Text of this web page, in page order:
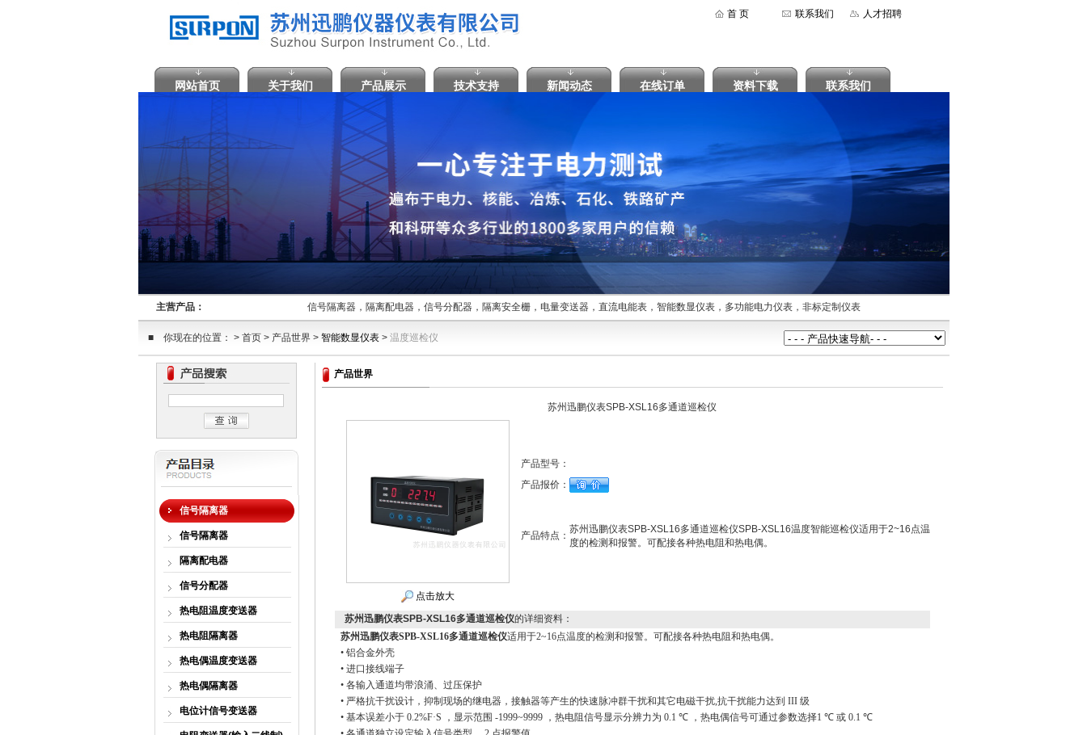
首 页 联系我们 人才招聘
网站首页 关于我们 产品展示 技术支持 新闻动态 在线订单 资料下载 联系我们
主营产品： 信号隔离器，隔离配电器，信号分配器，隔离安全栅，电量变送器，直流电能表，智能数显仪表，多功能电力仪表，非标定制仪表
■ 你现在的位置： > 首页 > 产品世界 > 智能数显仪表> 温度巡检仪
信号隔离器
信号隔离器
隔离配电器
信号分配器
热电阻温度变送器
热电阻隔离器
热电偶温度变送器
热电偶隔离器
电位计信号变送器
产品世界
苏州迅鹏仪表SPB-XSL16多通道巡检仪
点击放大
产品型号：
产品报价：
产品特点：
苏州迅鹏仪表SPB-XSL16多通道巡检仪SPB-XSL16温度智能巡检仪适用于2~16点温
度的检测和报警。可配接各种热电阻和热电偶。
苏州迅鹏仪表SPB-XSL16多通道巡检仪的详细资料：
苏州迅鹏仪表SPB-XSL16多通道巡检仪适用于2~16点温度的检测和报警。可配接各种热电阻和热电偶。
• 铝合金外壳
• 进口接线端子
• 各输入通道均带浪涌、过压保护
• 严格抗干扰设计，抑制现场的继电器，接触器等产生的快速脉冲群干扰和其它电磁干扰,抗干扰能力达到 III 级
• 基本误差小于 0.2%F·S ，显示范围 -1999~9999 ，热电阻信号显示分辨力为 0.1 ℃ ，热电偶信号可通过参数选择1 ℃ 或 0.1 ℃